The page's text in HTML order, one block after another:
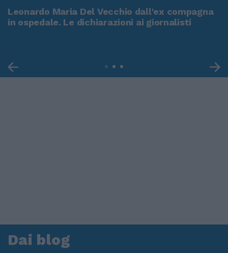
Leonardo Maria Del Vecchio dall'ex compagna
in ospedale. Le dichiarazioni ai giornalisti
Dai blog